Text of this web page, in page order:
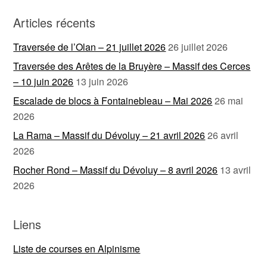
Articles récents
Traversée de l’Olan – 21 juillet 202626 juillet 2026
Traversée des Arêtes de la Bruyère – Massif des Cerces
– 10 juin 2026 13 juin 2026
Escalade de blocs à Fontainebleau – Mai 202626 mai
2026
La Rama – Massif du Dévoluy – 21 avril 202626 avril
2026
Rocher Rond – Massif du Dévoluy – 8 avril 2026 13 avril
2026
Liens
Liste de courses en Alpinisme